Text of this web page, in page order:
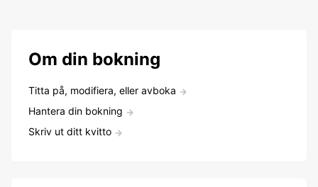
Om din bokning
Titta på, modifiera, eller avboka
Hantera din bokning
Skriv ut ditt kvitto